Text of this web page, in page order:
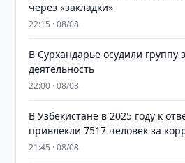
через «закладки»
22:15 · 08/08
В Сурхандарье осудили группу
деятельность
22:00 · 08/08
В Узбекистане в 2025 году к
привлекли 7517 человек за
21:45 · 08/08